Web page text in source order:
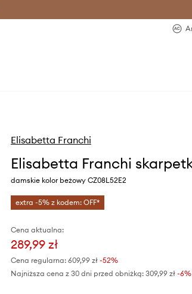
Elisabetta Franchi
Elisabetta Franchi
damskie kolor beżowy CZ08L52E2
extra -5% z kodem: OFF*
Cena aktualna:
289,99 zł
Cena regularna: 609,99 zł-52%
Najniższa cena z 30 dni przed obniżką: 309,99 zł -6%